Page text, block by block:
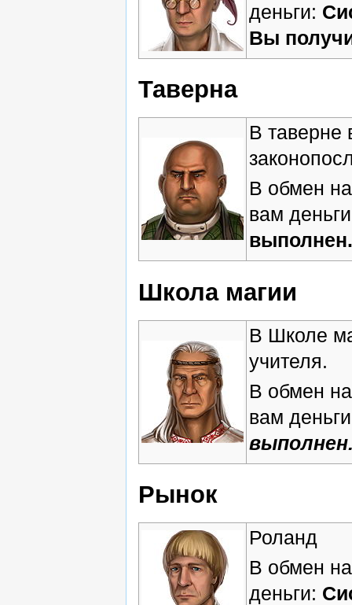
деньги:
Вы
Таверна
В таверне
В обмен
вам
Школа магии
В Школе
учителя.
В обмен
вам
Рынок
Роланд
В обмен
деньги: